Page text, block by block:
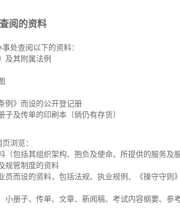
阅的资料
办事处查阅以下的资料：
及其附属法例
例》而设的公开登记册
子及传单的印刷本（倘仍有存货）
浏览：
（包括其组织架构、抱负及使命、所提供的服务及服
规管制度的资料
员而设的资料，包括法规、执业规例、《操守守
小册子、传单、文章、新闻稿、考试内容纲要、参